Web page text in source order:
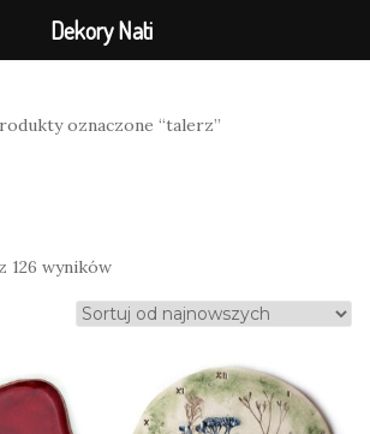
oznaczone “talerz”
126 wynikówPosortowane
według
najnowszych
Dekory Nati